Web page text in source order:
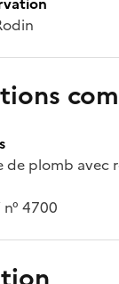
de plomb avec
n° 4700